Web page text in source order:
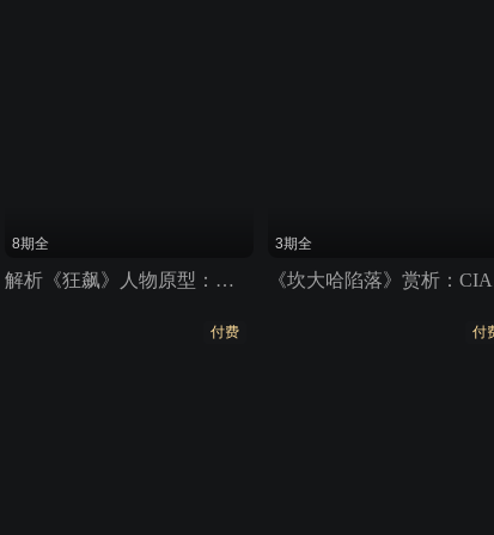
8期全
解析《狂飙》人物原型：安欣背后的无名英雄
3期全
付费 付